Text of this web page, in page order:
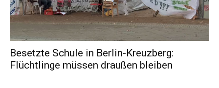
Besetzte Schule in Berlin-Kreuzberg:
Flüchtlinge müssen draußen bleiben